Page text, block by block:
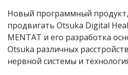
Новый программный
продвигать Otsuka Digital
MENTAT и его разработка
Otsuka различных
нервной системы и